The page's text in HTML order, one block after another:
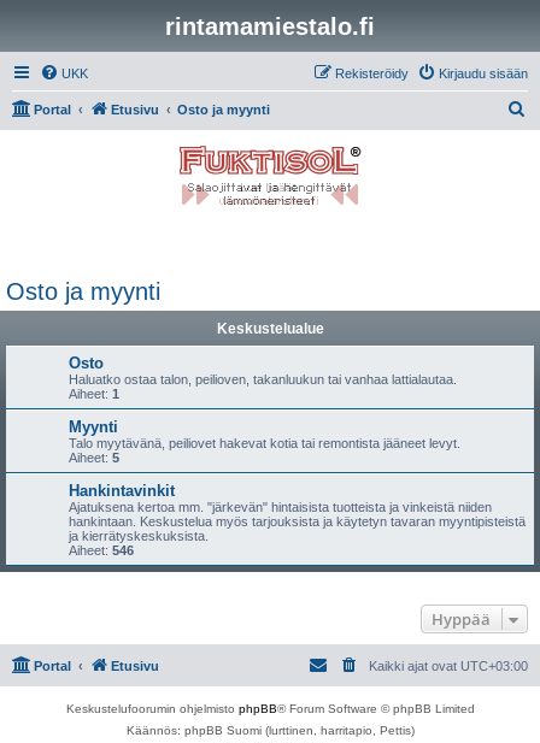
rintamamiestalo.fi
UKK Kirjaudu sisään
Rekisteröidy
Portal Etusivu Osto ja myynti
Osto ja myynti
Keskustelualue
Osto
Haluatko ostaa talon, peilioven, takanluukun tai vanhaa lattialautaa.
Aiheet: 1
Myynti
Talo myytävänä, peiliovet hakevat kotia tai remontista jääneet levyt.
Aiheet: 5
Hankintavinkit
Ajatuksena kertoa mm. "järkevän" hintaisista tuotteista ja vinkeistä niiden
hankintaan. Keskustelua myös tarjouksista ja käytetyn tavaran myyntipisteistä
ja kierrätyskeskuksista.
Aiheet: 546
Hyppää
Portal Etusivu Kaikki ajat ovat UTC+03:00
Keskustelufoorumin ohjelmisto phpBB® Forum Software © phpBB Limited
Käännös: phpBB Suomi (lurttinen, harritapio, Pettis)